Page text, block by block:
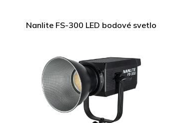
Nanlite FS-300 LED bodové svetlo